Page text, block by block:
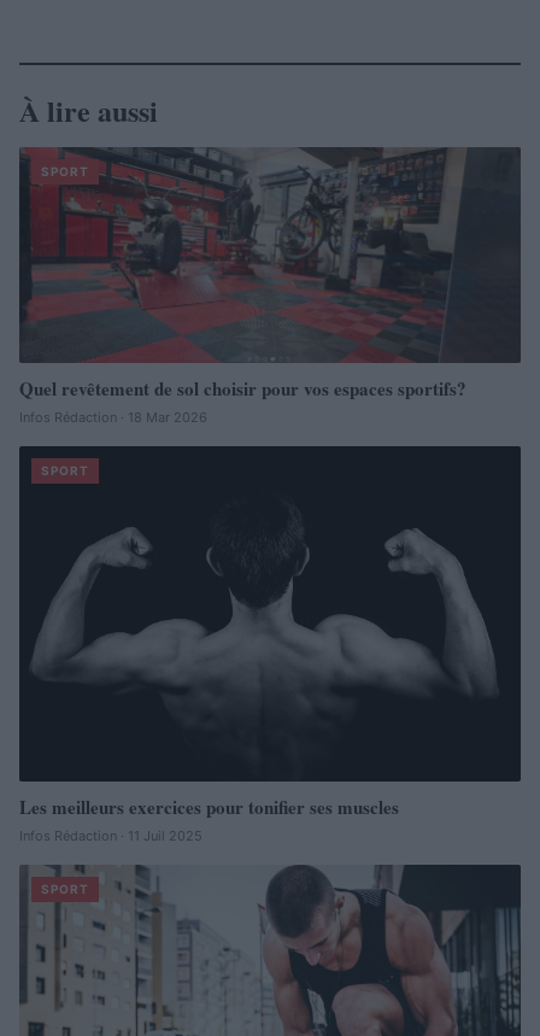
À lire aussi
SPORT
Quel revêtement de sol choisir pour vos espaces sportifs?
Infos Rédaction · 18 Mar 2026
SPORT
Les meilleurs exercices pour tonifier ses muscles
Infos Rédaction · 11 Juil 2025
SPORT